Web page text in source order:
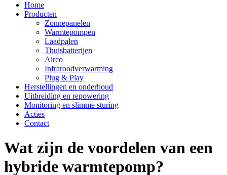
Home
Producten
Zonnepanelen
Warmtepompen
Laadpalen
Thuisbatterijen
Airco
Infraroodverwarming
Plug & Play
Herstellingen en onderhoud
Uitbreiding en repowering
Monitoring en slimme sturing
Acties
Contact
Wat zijn de voordelen van een
hybride warmtepomp?